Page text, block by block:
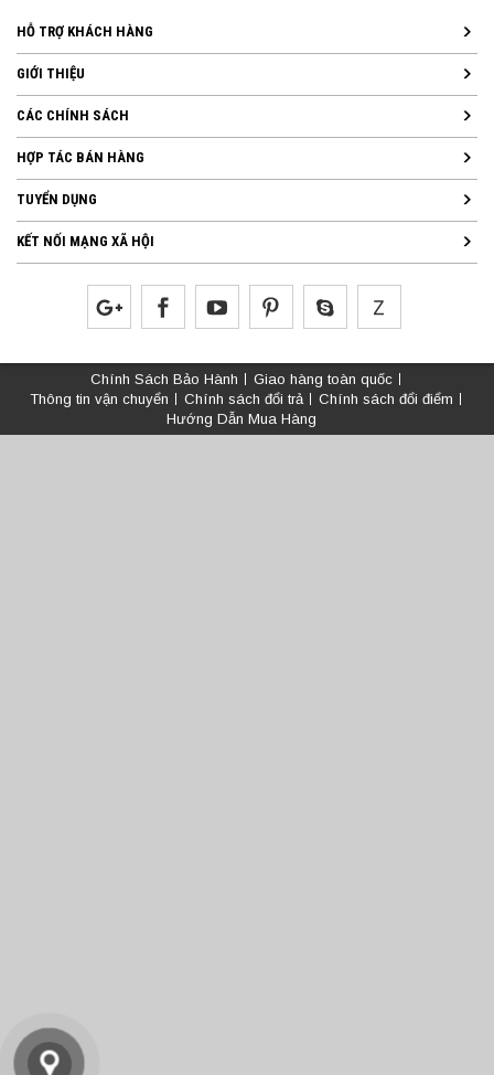
HỖ TRỢ KHÁCH HÀNG
GIỚI THIỆU
CÁC CHÍNH SÁCH
HỢP TÁC BÁN HÀNG
TUYỂN DỤNG
KẾT NỐI MẠNG XÃ HỘI
Chính Sách Bảo Hành
Giao hàng toàn quốc
Thông tin vận chuyển
Chính sách đổi trả
Chính sách đổi điểm
Hướng Dẫn Mua Hàng